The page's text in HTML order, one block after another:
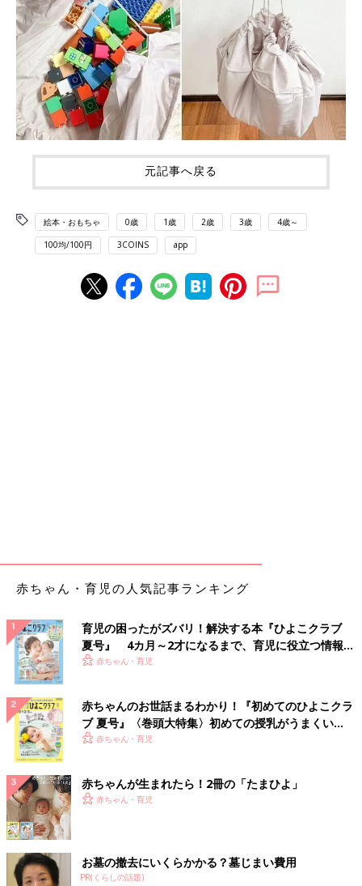
元記事へ戻る
絵本・おもちゃ 0歳 1歳 2歳 3歳 4歳～
100均/100円 3COINS app
赤ちゃん・育児の人気記事ランキング
育児の困ったがズバリ！解決する本『ひよこクラブ
夏号』 4カ月～2才になるまで、育児に役立つ情報が
いっぱい！
赤ちゃん・育児
赤ちゃんのお世話まるわかり！『初めてのひよこクラ
ブ 夏号』〈巻頭大特集〉初めての授乳がうまくい
く！ おっぱい・ミルクの基本と夏のトラブル 解決テ
赤ちゃん・育児
赤ちゃんが生まれたら！2冊の「たまひよ」
赤ちゃん・育児
お墓の撤去にいくらかかる？墓じまい費用
PR(くらしの話題)